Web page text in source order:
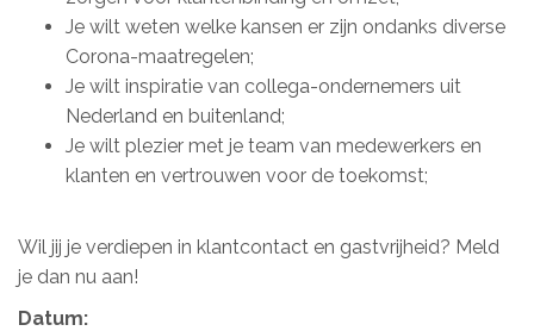
Je wilt weten welke kansen er zijn ondanks diverse
Corona-maatregelen;
Je wilt inspiratie van collega-ondernemers uit
Nederland en buitenland;
Je wilt plezier met je team van medewerkers en
klanten en vertrouwen voor de toekomst;
Wil jij je verdiepen in klantcontact en gastvrijheid? Meld
je dan nu aan!
Datum: